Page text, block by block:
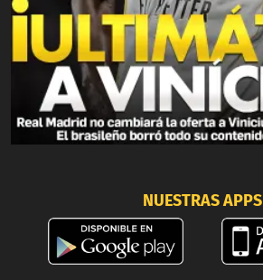
NUESTRAS APPS